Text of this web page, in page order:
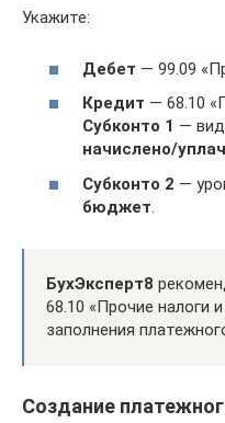
Укажите:
Дебет — 99.09
Кредит — 68.10
Субконто 1 —
начислено/
Субконто 2 —
бюджет.
БухЭксперт8
68.10 «Прочие налоги
заполнения
Создание